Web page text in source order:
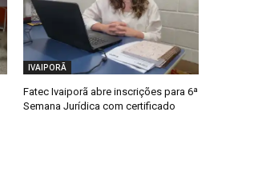
IVAIPORÃ
Fatec Ivaiporã abre inscrições para 6ª
Semana Jurídica com certificado